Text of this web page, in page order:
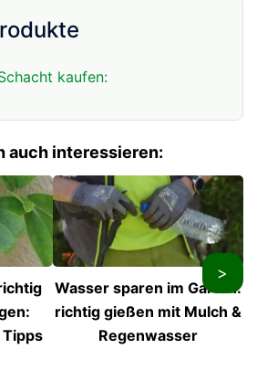
kaufen:
auch interessieren:
Wasser sparen im Garten:
richtig gießen mit Mulch &
Regenwasser
>